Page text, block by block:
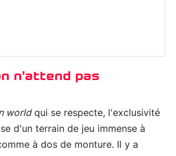
n'attend pas
worldqui se respecte, l'exclusivité
d'un terrain de jeu immense à
à dos de monture. Il y a